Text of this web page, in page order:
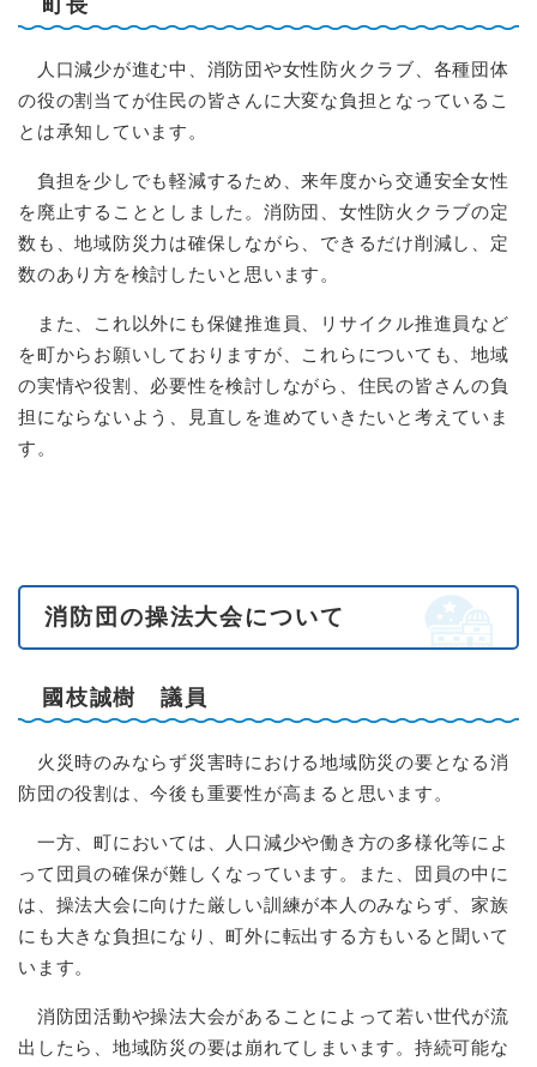
町長
人口減少が進む中、消防団や女性防火クラブ、各種団体
の役の割当てが住民の皆さんに大変な負担となっているこ
とは承知しています。
負担を少しでも軽減するため、来年度から交通安全女性
を廃止することとしました。消防団、女性防火クラブの定
数も、地域防災力は確保しながら、できるだけ削減し、定
数のあり方を検討したいと思います。
また、これ以外にも保健推進員、リサイクル推進員など
を町からお願いしておりますが、これらについても、地域
の実情や役割、必要性を検討しながら、住民の皆さんの負
担にならないよう、見直しを進めていきたいと考えていま
す。
消防団の操法大会について
國枝誠樹 議員
火災時のみならず災害時における地域防災の要となる消
防団の役割は、今後も重要性が高まると思います。
一方、町においては、人口減少や働き方の多様化等によ
って団員の確保が難しくなっています。また、団員の中に
は、操法大会に向けた厳しい訓練が本人のみならず、家族
にも大きな負担になり、町外に転出する方もいると聞いて
います。
消防団活動や操法大会があることによって若い世代が流
出したら、地域防災の要は崩れてしまいます。持続可能な